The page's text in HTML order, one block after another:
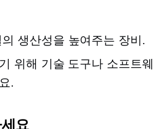
생산성을 높여주는 장비.
위해 기술 도구나 소프트웨
.
요